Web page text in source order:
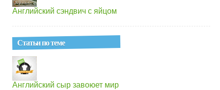
Английский сэндвич с яйцом
Статьи по теме
Английский сыр завоюет мир